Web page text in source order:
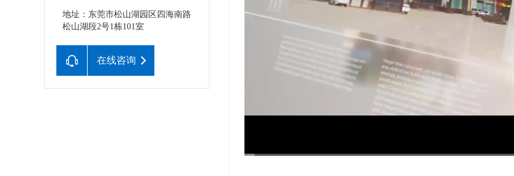
地址：东莞市松山湖园区四海南路
松山湖段2号1栋101室
在线咨询